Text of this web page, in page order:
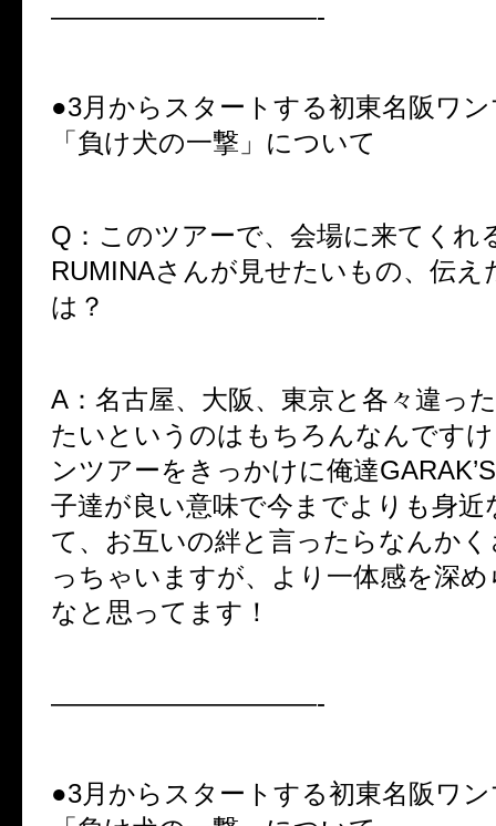
——————————-
●3月からスタートする初東名阪ワ
「負け犬の一撃」について
Q：このツアーで、会場に来てくれ
RUMINAさんが見せたいもの、伝え
は？
A：名古屋、大阪、東京と各々違った
たいというのはもちろんなんです
ンツアーをきっかけに俺達GARAK’S
子達が良い意味で今までよりも身近
て、お互いの絆と言ったらなんか
っちゃいますが、より一体感を深
なと思ってます！
——————————-
●3月からスタートする初東名阪ワ